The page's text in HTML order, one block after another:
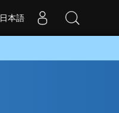
日本語